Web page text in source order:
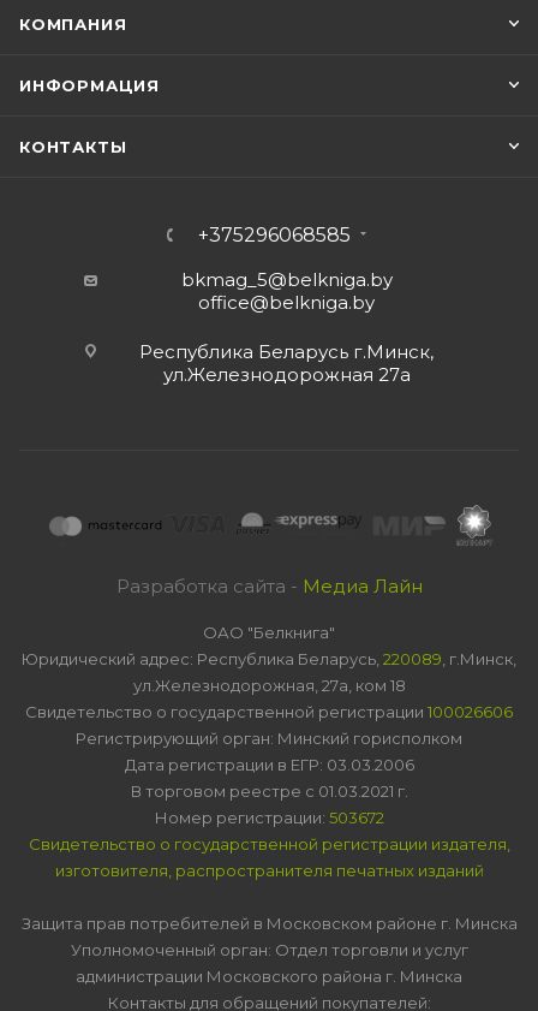
КОМПАНИЯ
ИНФОРМАЦИЯ
КОНТАКТЫ
+375296068585
bkmag_5@belkniga.by
office@belkniga.by
Республика Беларусь г.Минск,
ул.Железнодорожная 27а
Разработка сайта - Медиа Лайн
ОАО "Белкнига"
Юридический адрес: Республика Беларусь, 220089 , г.Минск,
ул.Железнодорожная, 27а, ком 18
Свидетельство о государственной регистрации 100026606
Регистрирующий орган: Минский горисполком
Дата регистрации в ЕГР: 03.03.2006
В торговом реестре с 01.03.2021 г.
Номер регистрации: 503672
Свидетельство о государственной регистрации издателя,
изготовителя, распространителя печатных изданий
Защита прав потребителей в Московском районе г. Минска
Уполномоченный орган: Отдел торговли и услуг
администрации Московского района г. Минска
Контакты для обращений покупателей: